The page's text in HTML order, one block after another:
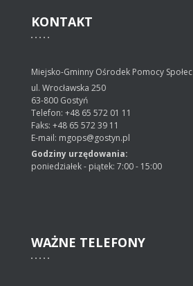
KONTAKT
Miejsko-Gminny Ośrodek Pomocy
ul. Wrocławska 250
63-800 Gostyń
Telefon: +48 65 572 01 11
Faks: +48 65 572 39 11
E-mail: mgops@gostyn.pl
Godziny urzędowania:
poniedziałek - piątek: 7:00 - 15:00
WAŻNE TELEFONY